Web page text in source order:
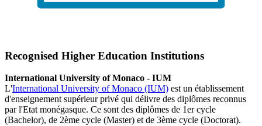
Recognised Higher Education Institutions
International University of Monaco - IUM
L'International University of Monaco (IUM) est un établissement
d'enseignement supérieur privé qui délivre des diplômes reconnus
par l'Etat monégasque. Ce sont des diplômes de 1er cycle
(Bachelor), de 2ème cycle (Master) et de 3ème cycle (Doctorat).